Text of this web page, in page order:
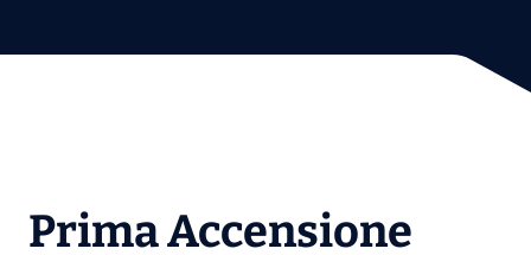
Prima Accensione